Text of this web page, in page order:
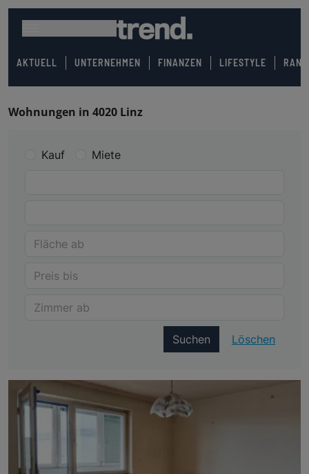
AKTUELL UNTERNEHMEN FINANZEN LIFESTYLE
Wohnungen in 4020 Linz
Kauf Miete
Suchen Löschen